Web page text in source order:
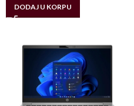
DODAJ U KORPU